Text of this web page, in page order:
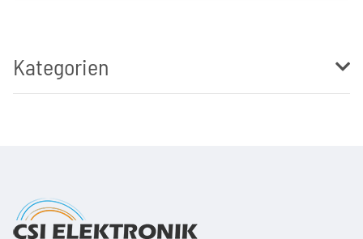
Kategorien